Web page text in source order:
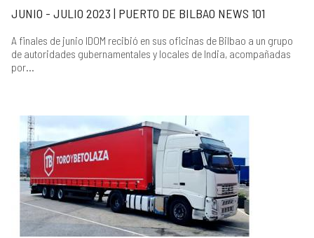
JUNIO - JULIO 2023 | PUERTO DE BILBAO NEWS 101
A finales de junio IDOM recibió en sus oficinas de Bilbao a un grupo
de autoridades gubernamentales y locales de India, acompañadas
por...